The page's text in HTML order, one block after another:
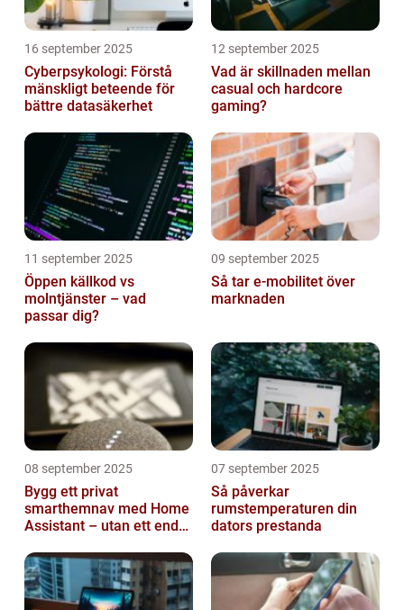
16 september 2025
Cyberpsykologi: Förstå
mänskligt beteende för
bättre datasäkerhet
12 september 2025
Vad är skillnaden mellan
casual och hardcore
gaming?
11 september 2025
Öppen källkod vs
molntjänster – vad
passar dig?
09 september 2025
Så tar e-mobilitet över
marknaden
08 september 2025
Bygg ett privat
smarthemnav med Home
Assistant – utan ett enda
07 september 2025
Så påverkar
rumstemperaturen din
dators prestanda